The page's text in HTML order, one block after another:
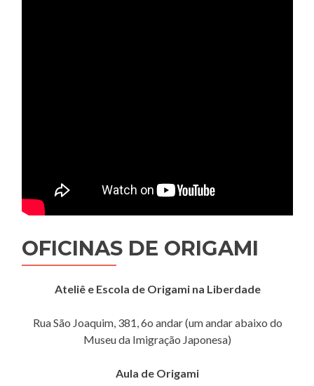
OFICINAS DE ORIGAMI
Ateliê e Escola de Origami na Liberdade
Rua São Joaquim, 381, 6o andar (um andar abaixo do
Museu da Imigração Japonesa)
Aula de Origami